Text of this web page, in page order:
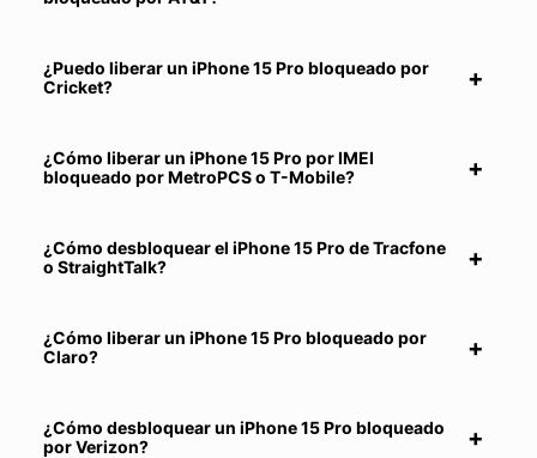
¿Puedo liberar un iPhone 15 Pro bloqueado por
Cricket?
¿Cómo liberar un iPhone 15 Pro por IMEI
bloqueado por MetroPCS o T-Mobile?
¿Cómo desbloquear el iPhone 15 Pro de Tracfone
o StraightTalk?
¿Cómo liberar un iPhone 15 Pro bloqueado por
Claro?
¿Cómo desbloquear un iPhone 15 Pro bloqueado
por Verizon?